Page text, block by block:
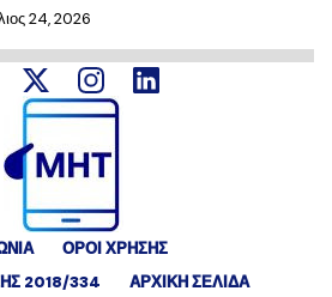
24, 2026
ΟΡΟΙ ΧΡΗΣΗΣ
2018/334
ΑΡΧΙΚΗ ΣΕΛΙΔΑ